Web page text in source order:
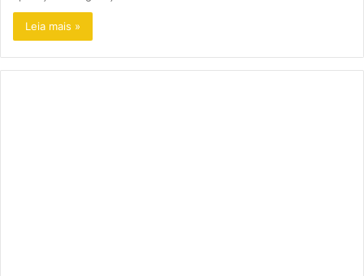
Leia mais »